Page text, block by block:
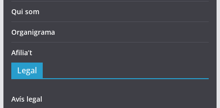
Qui som
Organigrama
Afilia’t
Legal
Avís legal